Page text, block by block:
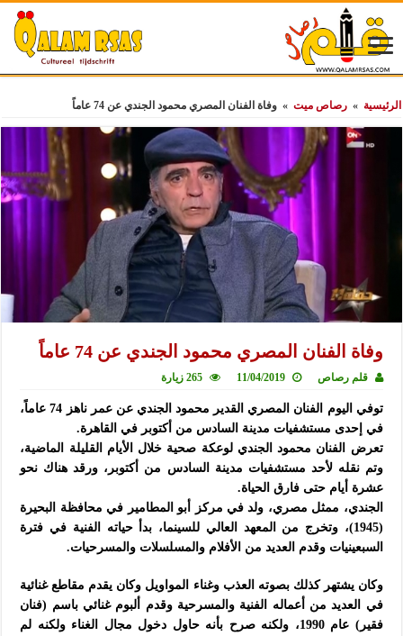
الرئيسية » رصاص ميت » وفاة الفنان المصري محمود الجندي عن 74 عاماً
وفاة الفنان المصري محمود الجندي عن 74 عاماً
قلم رصاص 11/04/2019 265 زيارة
توفي اليوم الفنان المصري القدير محمود الجندي عن عمر ناهز 74 عاماً،
في إحدى مستشفيات مدينة السادس من أكتوبر في القاهرة.
تعرض الفنان محمود الجندي لوعكة صحية خلال الأيام القليلة الماضية،
وتم نقله لأحد مستشفيات مدينة السادس من أكتوبر، ورقد هناك نحو
عشرة أيام حتى فارق الحياة.
الجندي، ممثل مصري، ولد في مركز أبو المطامير في محافظة البحيرة
(1945)، وتخرج من المعهد العالي للسينما، بدأ حياته الفنية في فترة
السبعينيات وقدم العديد من الأفلام والمسلسلات والمسرحيات.
وكان يشتهر كذلك بصوته العذب وغناء المواويل وكان يقدم مقاطع غنائية
في العديد من أعماله الفنية والمسرحية وقدم ألبوم غنائي باسم (فنان
فقير) عام 1990، ولكنه صرح بأنه حاول دخول مجال الغناء ولكنه لم